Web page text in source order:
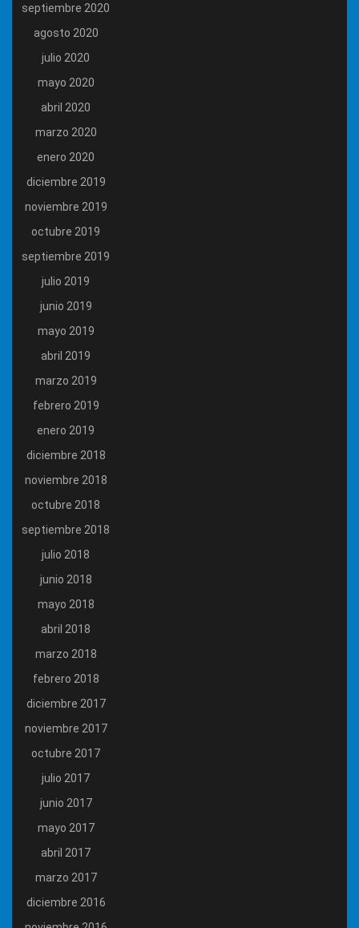
septiembre 2020
agosto 2020
julio 2020
mayo 2020
abril 2020
marzo 2020
enero 2020
diciembre 2019
noviembre 2019
octubre 2019
septiembre 2019
julio 2019
junio 2019
mayo 2019
abril 2019
marzo 2019
febrero 2019
enero 2019
diciembre 2018
noviembre 2018
octubre 2018
septiembre 2018
julio 2018
junio 2018
mayo 2018
abril 2018
marzo 2018
febrero 2018
diciembre 2017
noviembre 2017
octubre 2017
julio 2017
junio 2017
mayo 2017
abril 2017
marzo 2017
diciembre 2016